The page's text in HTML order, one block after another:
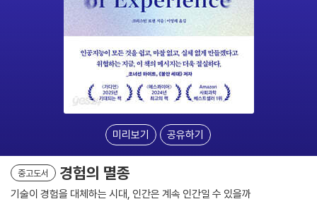
미리보기 공유하기
중고도서 경험의 멸종
기술이 경험을 대체하는 시대, 인간은 계속 인간일 수 있을까